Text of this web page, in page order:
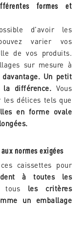
formes et
d’avoir les
varier vos
de vos produits.
sur mesure à
Un petit
différence. Vous
les délices tels que
en forme ovale
normes exigées
caissettes pour
à toutes les
les critères
un emballage